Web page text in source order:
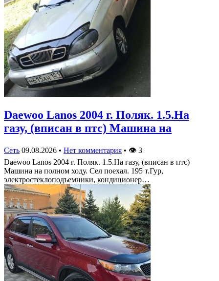
Daewoo Lanos 2004 г. Поляк. 1.5.На
газу, (вписан в птс) Машина на
Сеть 09.08.2026 • Нет комментария • 👁 3
Daewoo Lanos 2004 г. Поляк. 1.5.На газу, (вписан в птс)
Машина на полном ходу. Сел поехал. 195 т.Гур,
электростеклоподъемники, кондиционер…